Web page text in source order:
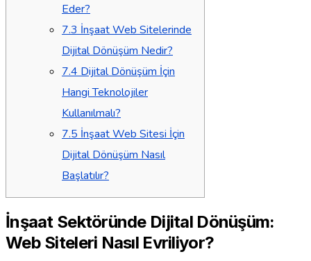
Eder?
7.3 İnşaat Web Sitelerinde
Dijital Dönüşüm Nedir?
7.4 Dijital Dönüşüm İçin
Hangi Teknolojiler
Kullanılmalı?
7.5 İnşaat Web Sitesi İçin
Dijital Dönüşüm Nasıl
Başlatılır?
İnşaat Sektöründe Dijital Dönüşüm:
Web Siteleri Nasıl Evriliyor?